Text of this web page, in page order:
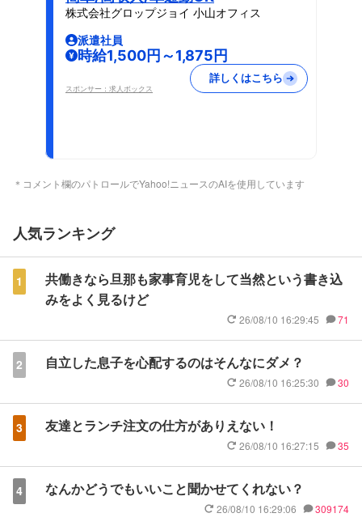
株式会社グロップジョイ 小山オフィス
派遣社員
時給1,500円～1,875円
スポンサー：求人ボックス
詳しくはこちら
＊コメント欄のパトロールでYahoo!ニュースのAIを使用しています
人気ランキング
1
共働きなら旦那も家事育児をして当然という書き込
みをよく見るけど
26/08/10 16:29:45 71
2 自立した息子を心配するのはそんなにダメ？
26/08/10 16:25:30 30
3 友達とランチ注文の仕方がありえない！
26/08/10 16:27:15 35
4 なんかどうでもいいこと聞かせてくれない？
26/08/10 16:29:06 309174